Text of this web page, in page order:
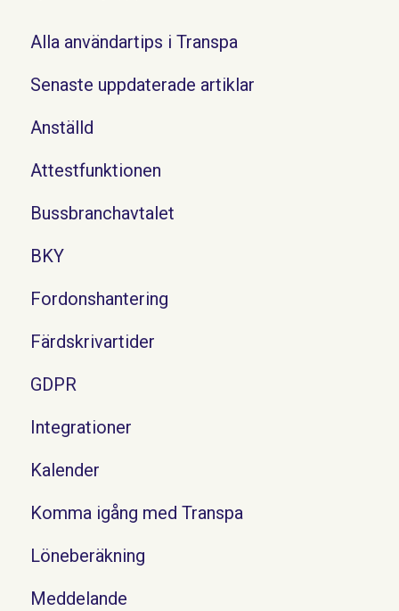
Alla användartips i Transpa
Senaste uppdaterade artiklar
Anställd
Attestfunktionen
Bussbranchavtalet
BKY
Fordonshantering
Färdskrivartider
GDPR
Integrationer
Kalender
Komma igång med Transpa
Löneberäkning
Meddelande